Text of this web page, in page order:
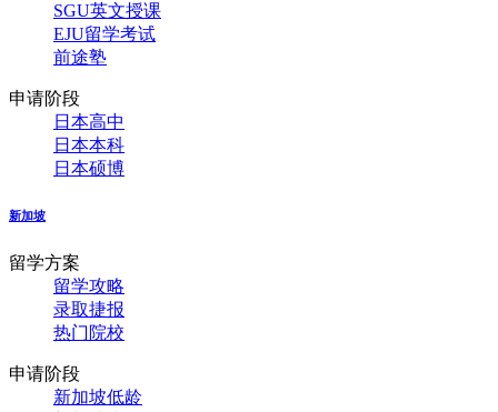
SGU英文授课
EJU留学考试
前途塾
申请阶段
日本高中
日本本科
日本硕博
新加坡
留学方案
留学攻略
录取捷报
热门院校
申请阶段
新加坡低龄